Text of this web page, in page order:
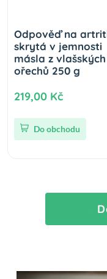
Odpověď na
skrytá v jemnosti
másla z vlašských
ořechů 250 g
219,00 Kč
Do obchodu